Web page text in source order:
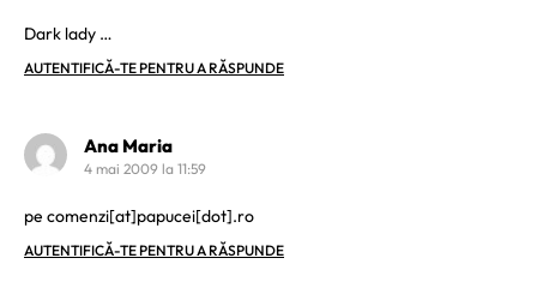
Dark lady …
AUTENTIFICĂ-TE PENTRU A RĂSPUNDE
Ana Maria
4 mai 2009 la 11:59
pe comenzi[at]papucei[dot].ro
AUTENTIFICĂ-TE PENTRU A RĂSPUNDE